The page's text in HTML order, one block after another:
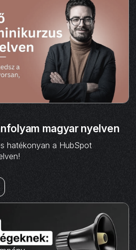
magyar nyelven
hatékonyan a HubSpot